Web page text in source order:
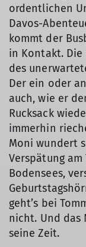
ordentlichen
Davos-
kommt der
in Kontakt. Die
des
Der ein oder
auch, wie er
Rucksack
immerhin
Moni wundert
Verspätung
Bodensees,
geht’s bei
nicht. Und das
seine Zeit.